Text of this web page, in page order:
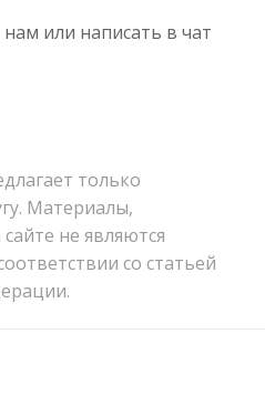
или написать в чат
только
Материалы,
не являются
со статьей